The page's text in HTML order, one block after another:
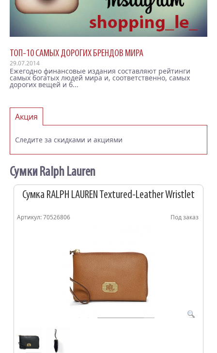
ТОП-10 САМЫХ ДОРОГИХ БРЕНДОВ МИРА
29.07.2014
Ежегодно финансовые издания составляют рейтинги
самых богатых людей мира и, соответственно, самых
дорогих вещей и б...
Акция
Следите за скидками и акциями
Сумки Ralph Lauren
Сумка RALPH LAUREN Textured-Leather Wristlet
Артикул: 70526806 Под заказ